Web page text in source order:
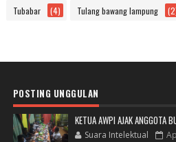
Tubabar (4) Tulang bawang lampung
POSTING UNGGULAN
KETUA AWPI AJAK ANGGOTA
Suara Intelektual